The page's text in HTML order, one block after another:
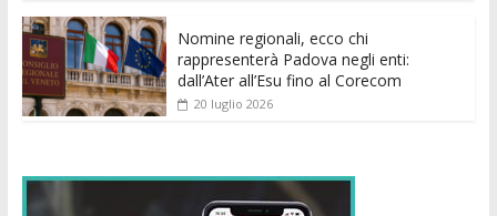
Nomine regionali, ecco chi
rappresenterà Padova negli enti:
dall’Ater all’Esu fino al Corecom
20 luglio 2026